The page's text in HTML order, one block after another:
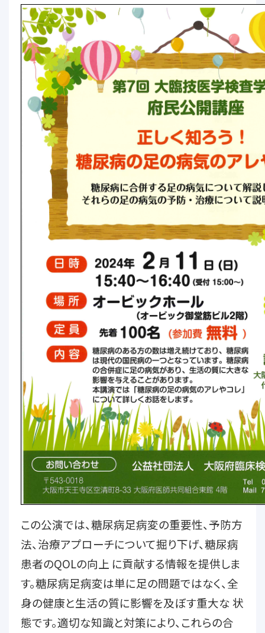
この公演では、糖尿病足病変の重要性、予防方
法、治療アプローチについて掘り下げ、糖尿病
患者のQOLの向上 に貢献する情報を提供しま
す。糖尿病足病変は単に足の問題ではなく、全
身の健康と生活の質に影響を及ぼす重大な 状
態です。適切な知識と対策により、これらの合